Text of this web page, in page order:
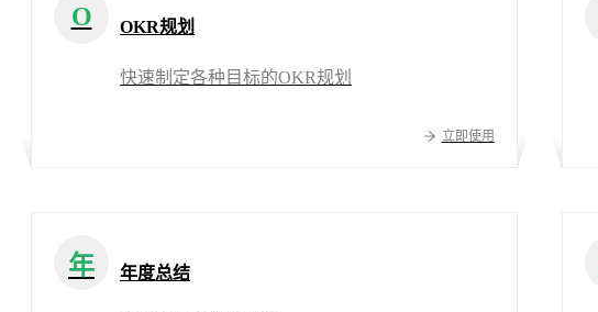
O OKR规划
快速制定各种目标的OKR规划
立即使用
年 年度总结